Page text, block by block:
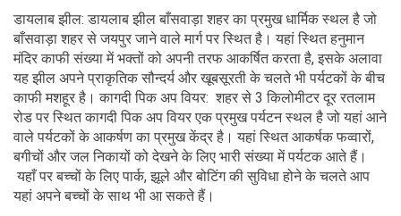
डायलाब झील: डायलाब झील बाँसवाड़ा शहर का प्रमुख धार्मिक स्थल है जो
बाँसवाड़ा शहर से जयपुर जाने वाले मार्ग पर स्थित है। यहां स्थित हनुमान
मंदिर काफी संख्या में भक्तों को अपनी तरफ आकर्षित करता है, इसके अलावा
यह झील अपने प्राकृतिक सौन्दर्य और खूबसूरती के चलते भी पर्यटकों के बीच
काफी मशहूर है। कागदी पिक अप वियर: शहर से 3 किलोमीटर दूर रतलाम
रोड पर स्थित कागदी पिक अप वियर एक प्रमुख पर्यटन स्थल है जो यहां आने
वाले पर्यटकों के आकर्षण का प्रमुख केंद्र है। यहां स्थित आकर्षक फव्वारों,
बगीचों और जल निकायों को देखने के लिए भारी संख्या में पर्यटक आते हैं।
यहाँ पर बच्चों के लिए पार्क, झूले और बोटिंग की सुविधा होने के चलते आप
यहां अपने बच्चों के साथ भी आ सकते हैं।